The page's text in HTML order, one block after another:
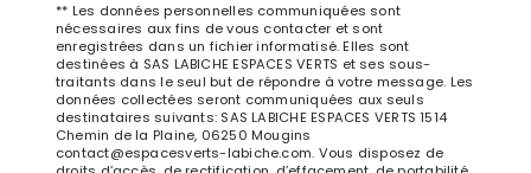
** Les données personnelles communiquées sont
nécessaires aux fins de vous contacter et sont
enregistrées dans un fichier informatisé. Elles sont
destinées à SAS LABICHE ESPACES VERTS et ses sous-
traitants dans le seul but de répondre à votre message. Les
données collectées seront communiquées aux seuls
destinataires suivants: SAS LABICHE ESPACES VERTS 1514
Chemin de la Plaine, 06250 Mougins
contact@espacesverts-labiche.com. Vous disposez de